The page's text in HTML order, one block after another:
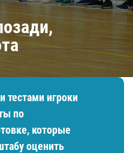
тестами игроки
по
которые
оценить